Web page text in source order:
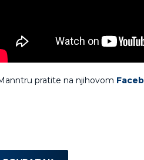
pratite na njihovom